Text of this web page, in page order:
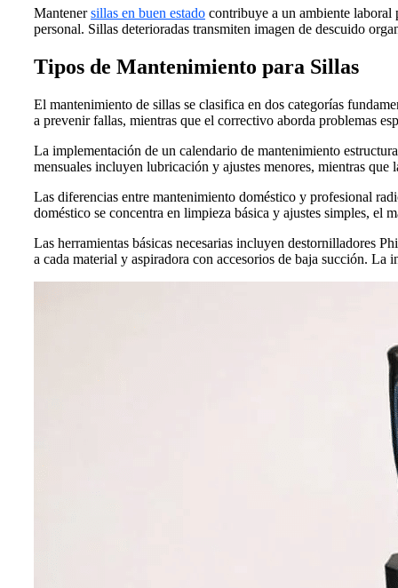
Mantenersillas en buen estado contribuye a un ambiente
personal. Sillas deterioradas transmiten imagen de descuido
Tipos de Mantenimiento para Sillas
El mantenimiento de sillas se clasifica en dos categorías
a prevenir fallas, mientras que el correctivo aborda problemas
La implementación de un calendario de mantenimiento
mensuales incluyen lubricación y ajustes menores, mientras
Las diferencias entre mantenimiento doméstico y profesional
doméstico se concentra en limpieza básica y ajustes simples,
Las herramientas básicas necesarias incluyen destornilladores
a cada material y aspiradora con accesorios de baja succión. La